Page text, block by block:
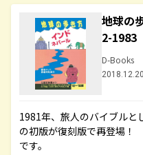
地球の
2-1983
D-Books
1981年、旅人のバイブルと
の初版が復刻版で再登場
です。